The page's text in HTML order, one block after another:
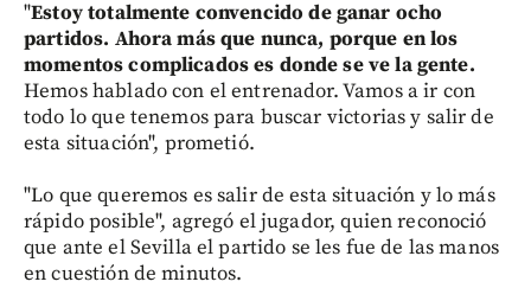
"Estoy totalmente convencido de ganar ocho
partidos. Ahora más que nunca, porque en los
momentos complicados es donde se ve la gente.
Hemos hablado con el entrenador. Vamos a ir con
todo lo que tenemos para buscar victorias y salir de
esta situación", prometió.
"Lo que queremos es salir de esta situación y lo más
rápido posible", agregó el jugador, quien reconoció
que ante el Sevilla el partido se les fue de las manos
en cuestión de minutos.